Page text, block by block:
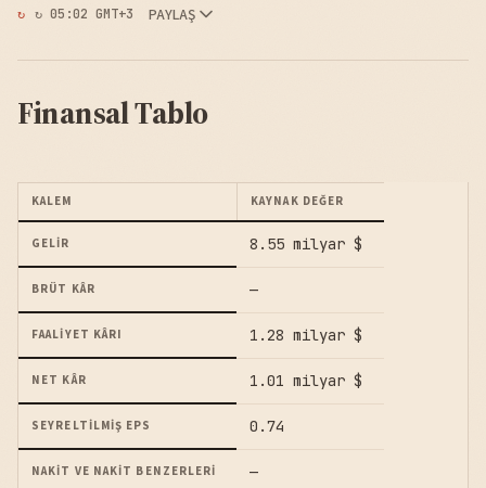
↻ 05:02 GMT+3 PAYLAŞ
Finansal Tablo
KALEM KAYNAK DEĞER
GELIR 8.55 milyar $
BRÜT KÂR —
FAALIYET KÂRI 1.28 milyar $
NET KÂR 1.01 milyar $
SEYRELTILMIŞ EPS 0.74
NAKIT VE NAKIT BENZERLERI —